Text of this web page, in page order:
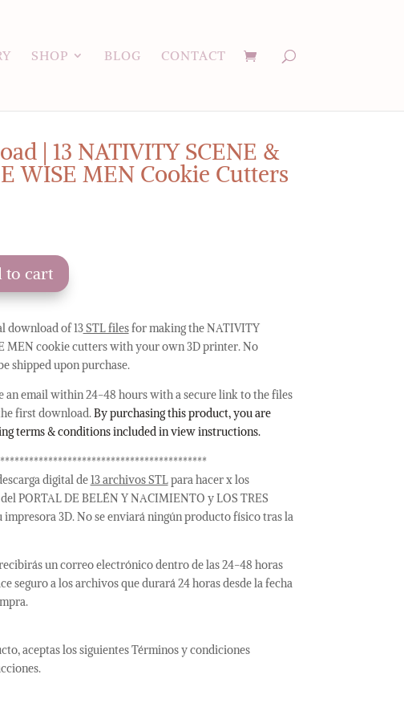
SHOP BLOG CONTACT
| 13 NATIVITY SCENE &
WISE MEN Cookie Cutters
to cart
download of 13STL filesfor making the NATIVITY
MEN cookie cutters with your own 3D printer. No
shipped upon purchase.
an email within 24-48 hours with a secure link to the files
first download.By purchasing this product, you are
terms & conditions included in view instructions.
digital de13 archivos STLpara hacer x los
PORTAL DE BELÉN Y NACIMIENTO y LOS TRES
impresora 3D. No se enviará ningún producto físico tras la
un correo electrónico dentro de las 24-48 horas
seguro a los archivos que durará 24 horas desde la fecha
aceptas los siguientes Términos y condiciones